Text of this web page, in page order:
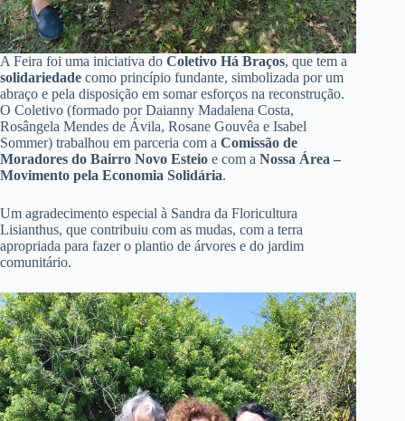
A Feira foi uma iniciativa do Coletivo Há Braços, que tem a
solidariedade como princípio fundante, simbolizada por um
abraço e pela disposição em somar esforços na reconstrução.
O Coletivo (formado por Daianny Madalena Costa,
Rosângela Mendes de Ávila, Rosane Gouvêa e Isabel
Sommer) trabalhou em parceria com a Comissão de
Moradores do Bairro Novo Esteio e com a Nossa Área –
Movimento pela Economia Solidária.
Um agradecimento especial à Sandra da Floricultura
Lisianthus, que contribuiu com as mudas, com a terra
apropriada para fazer o plantio de árvores e do jardim
comunitário.